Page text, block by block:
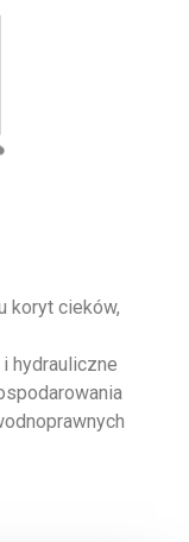
koryt cieków,
hydrauliczne